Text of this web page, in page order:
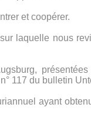
et coopérer.
laquelle nous
117 du bulletin
ayant